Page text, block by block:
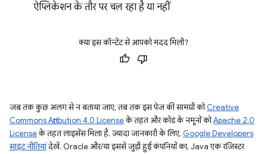
ऐप्लिकेशन के तौर पर चल रहा है या नहीं
क्या इस कॉन्टेंट से आपको मदद मिली?
जब तक कुछ अलग से न बताया जाए, तब तक इस पेज की सामग्री कोCreative
Commons Attribution 4.0 Licenseके तहत और कोड के नमूनों कोApache 2.0
Licenseके तहत लाइसेंस मिला है. ज़्यादा जानकारी के लिए, Google Developers
साइट नीतियांदेखें. Oracle और/या इससे जुड़ी हुई कंपनियों का, Java एक रजिस्टर